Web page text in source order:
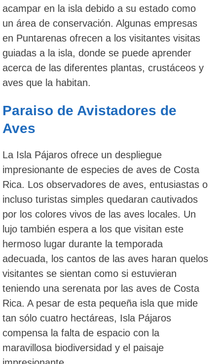
acampar en la isla debido a su estado como
un área de conservación. Algunas empresas
en Puntarenas ofrecen a los visitantes visitas
guiadas a la isla, donde se puede aprender
acerca de las diferentes plantas, crustáceos y
aves que la habitan.
Paraiso de Avistadores de
Aves
La Isla Pájaros ofrece un despliegue
impresionante de especies de aves de Costa
Rica. Los observadores de aves, entusiastas o
incluso turistas simples quedaran cautivados
por los colores vivos de las aves locales. Un
lujo también espera a los que visitan este
hermoso lugar durante la temporada
adecuada, los cantos de las aves haran quelos
visitantes se sientan como si estuvieran
teniendo una serenata por las aves de Costa
Rica. A pesar de esta pequeña isla que mide
tan sólo cuatro hectáreas, Isla Pájaros
compensa la falta de espacio con la
maravillosa biodiversidad y el paisaje